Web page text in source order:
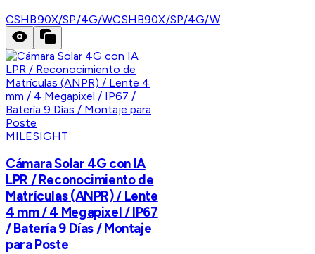
CSHB90X/SP/4G/WCSHB90X/SP/4G/W
MILESIGHT
Cámara Solar 4G con IA
LPR / Reconocimiento de
Matrículas (ANPR) / Lente
4 mm / 4 Megapixel / IP67
/ Batería 9 Días / Montaje
para Poste